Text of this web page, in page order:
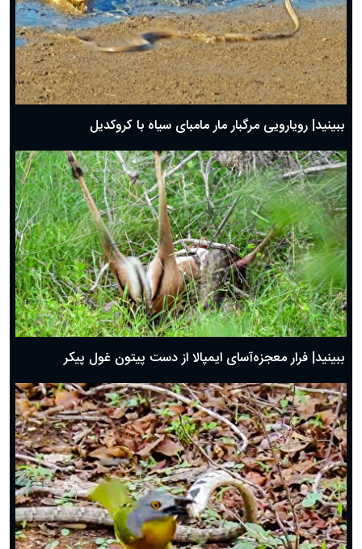
ببینید| رویارویی مرگبار مار مامبای سیاه با کروکدیل
ببینید| فرار معجزه‌آسای ایمپالا از دست پیتون غول پیکر